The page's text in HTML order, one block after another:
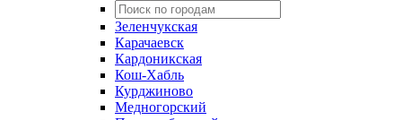
Зеленчукская
Карачаевск
Кардоникская
Кош-Хабль
Курджиново
Медногорский